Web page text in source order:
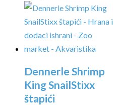
Dennerle Shrimp
King SnailStixx
štapići